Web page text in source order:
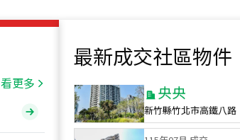
看更多
最新成交社區物件
115年07月 成交
新竹縣竹北市高鐵八路
115年07月 成交